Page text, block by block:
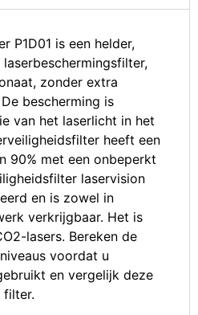
P1D01 is een helder,
zonder extra
bescherming is
van het laserlicht in het
heeft een
90% met een onbeperkt
laservision
en is zowel in
verkrijgbaar. Het is
lasers. Bereken de
voordat u
en vergelijk deze
filter.